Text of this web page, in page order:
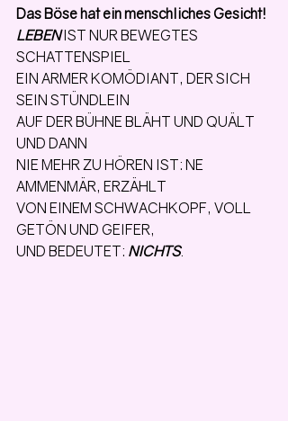
Das Böse hat ein menschliches Gesicht!
LEBEN IST NUR BEWEGTES
SCHATTENSPIEL
EIN ARMER KOMÖDIANT, DER SICH
SEIN STÜNDLEIN
AUF DER BÜHNE BLÄHT UND QUÄLT
UND DANN
NIE MEHR ZU HÖREN IST: NE
AMMENMÄR, ERZÄHLT
VON EINEM SCHWACHKOPF, VOLL
GETÖN UND GEIFER,
UND BEDEUTET: NICHTS.